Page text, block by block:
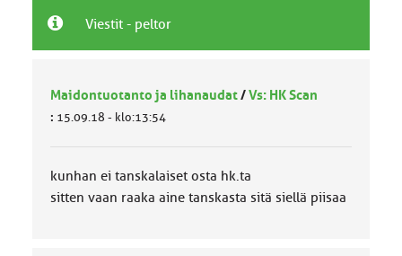
Viestit - peltor
Maidontuotanto ja lihanaudat/Vs: HK Scan
: 15.09.18 - klo:13:54
kunhan ei tanskalaiset osta hk.ta
sitten vaan raaka aine tanskasta sitä siellä piisaa